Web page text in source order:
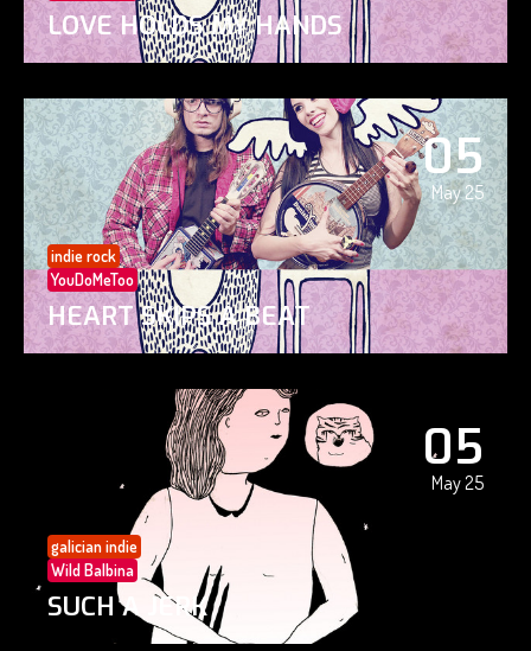
LOVE HOLDS MY HANDS
05
May 25
indie rock
YouDoMeToo
HEART SKIPS A BEAT
05
May 25
galician indie
Wild Balbina
SUCH A JERK